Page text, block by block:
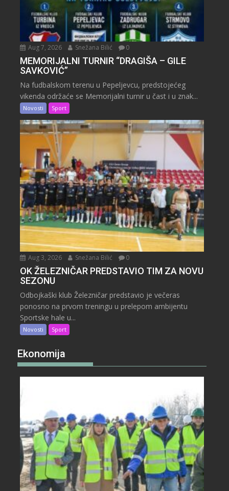
Aug 7, 2026 Snežana Bilić 0
MEMORIJALNI TURNIR “DRAGIŠA – GILE
SAVKOVIĆ”
Na fudbalskom terenu u Pepeljevcu, predstojećeg
vikenda održaće se Memorijalni turnir u čast i u znak...
Novosti Sport
Aug 3, 2026 Snežana Bilić 0
OK ŽELEZNIČAR PREDSTAVIO TIM ZA NOVU
SEZONU
Odbojkaški klub Železničar predstavio je večeras
ponosno na prvom treningu u prelepom ambijentu
Sportske hale u...
Novosti Sport
Ekonomija